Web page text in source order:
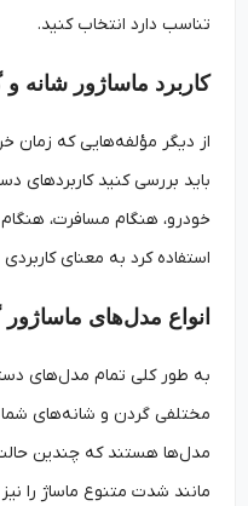
تناسب دارد انتخاب کنید.
کاربرد ماساژور شانه و
از دیگر مؤلفه‌هایی که زمان خرید
باید بررسی کنید کاربردهای
خودرو، هنگام مسافرت، هنگام
استفاده کرد به معنای کاربردی
انواع مدل‌های ماساژور
به طور کلی تمام مدل‌های دستگاه
مختلفی گردن و شانه‌های شما را
مدل‌ها هستند که چندین حالت
مانند شدت متنوع ماساژ را نیز